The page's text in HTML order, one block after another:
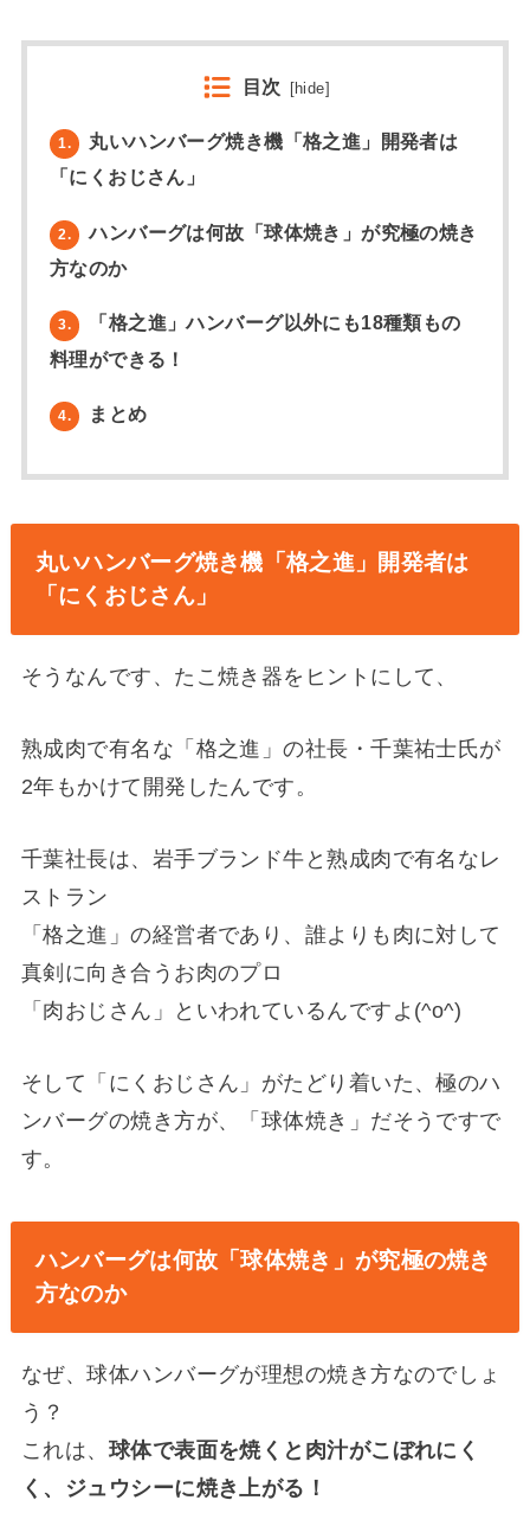
目次 [hide]
1.
丸いハンバーグ焼き機「格之進」開発者は
「にくおじさん」
2.
ハンバーグは何故「球体焼き」が究極の焼き
方なのか
3.
「格之進」ハンバーグ以外にも18種類もの
料理ができる！
4. まとめ
丸いハンバーグ焼き機「格之進」開発者は
「にくおじさん」
そうなんです、たこ焼き器をヒントにして、
熟成肉で有名な「格之進」の社長・千葉祐士氏が
2年もかけて開発したんです。
千葉社長は、岩手ブランド牛と熟成肉で有名なレ
ストラン
「格之進」の経営者であり、誰よりも肉に対して
真剣に向き合うお肉のプロ
「肉おじさん」といわれているんですよ(^o^)
そして「にくおじさん」がたどり着いた、極のハ
ンバーグの焼き方が、「球体焼き」だそうですで
す。
ハンバーグは何故「球体焼き」が究極の焼き
方なのか
なぜ、球体ハンバーグが理想の焼き方なのでしょ
う？
これは、 球体で表面を焼くと肉汁がこぼれにく
く、ジュウシーに焼き上がる！